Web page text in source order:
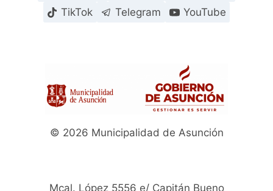
TikTok
Telegram YouTube
© 2026 Municipalidad de Asunción
Mcal. López 5556 e/ Capitán Bueno